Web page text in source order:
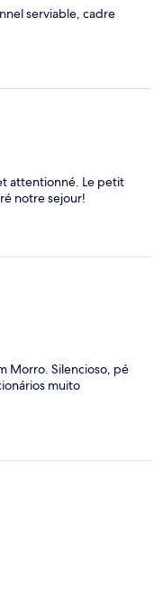
serviable, cadre
attentionné. Le petit
notre sejour!
Morro. Silencioso, pé
muito